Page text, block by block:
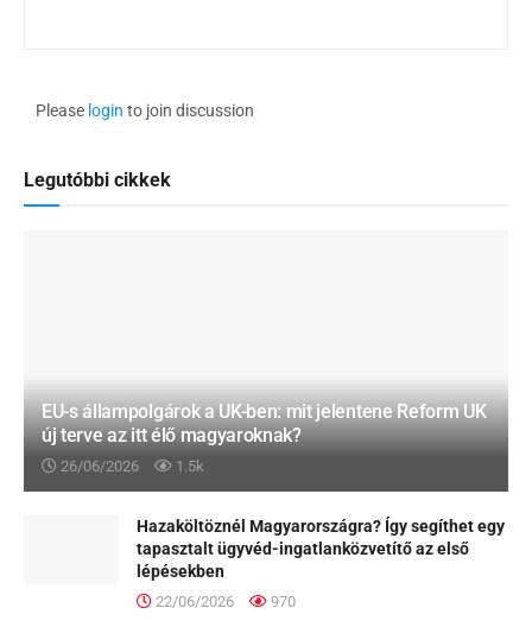
Please login to join discussion
Legutóbbi cikkek
EU-s állampolgárok a UK-ben: mit jelentene Reform UK
új terve az itt élő magyaroknak?
26/06/2026 1.5k
Hazaköltöznél Magyarországra? Így segíthet egy
tapasztalt ügyvéd-ingatlanközvetítő az első
lépésekben
22/06/2026 970